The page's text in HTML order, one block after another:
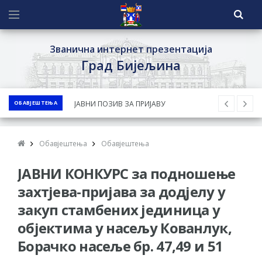
Званична интернет презентација
Град Бијељина
ОБАВЈЕШТЕЊА
НЕПРОПИСНОГ ОДЛАГАЊА ОТПАДА УЗ
ДОДЈЕЛУ ФИНАНСИЈСКЕ НАГРАДЕ
ЈАВНИ КОНКУРС ЗА ДОДЈЕЛУ
СУФИНАНСИРАЊЕ КУПОВИНЕ СЕОСКЕ
КУЋЕ СА ОКУЋНИЦОМ НА ТЕРИТОРИЈИ
ГРАДА БИЈЕЉИНА ЗА 2026. ГОДИНУ
Обавјештење за предузетника - Ненад
ПРЕЛИМИНАРНA РАНГ ЛИСТA
Обавјештења Обавјештења
ЈАВНИ КОНКУРС за подношење
захтјева-пријава за додјелу у
закуп стамбених јединица у
објектима у насељу Кованлук,
Борачко насеље бр. 47,49 и 51